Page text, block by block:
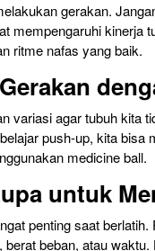
gerakan.
mempengaruhi kinerja
ritme nafas yang baik.
variasi agar tubuh kita
push-up, kita
medicine ball.
untuk
penting saat
beban, atau